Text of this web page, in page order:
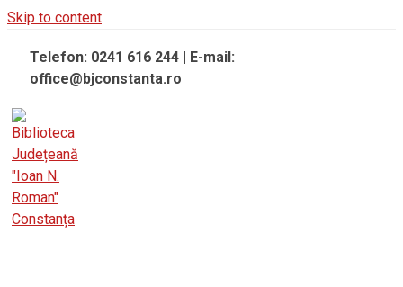
Skip to content
Telefon: 0241 616 244 | E-mail:
office@bjconstanta.ro